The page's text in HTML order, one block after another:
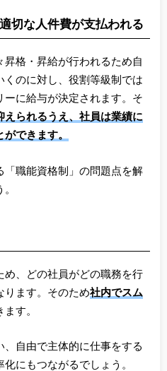
切な人件費が支払われる
格・昇給が行われるため自
のに対し、役割等級制では
に給与が決定されます。そ
えられるうえ、社員は業績に
できます。
「職能資格制」の問題点を解
、どの社員がどの職務を行
ります。そのため社内でスム
す。
自由で主体的に仕事をする
にもつながるでしょう。